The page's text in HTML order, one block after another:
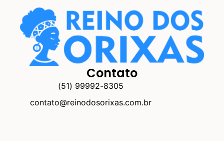
Contato
(51) 99992-8305
contato@reinodosorixas.com.br